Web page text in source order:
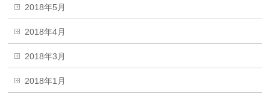
2018年5月
2018年4月
2018年3月
2018年1月